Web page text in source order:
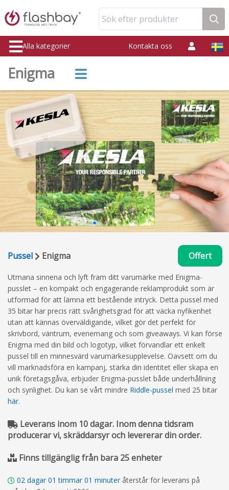
Sök efter produkter
Alla kategorier Kontakta oss
Enigma
Pussel Enigma Offert
Utmana sinnena och lyft fram ditt varumärke med Enigma-
pusslet – en kompakt och engagerande reklamprodukt som är
utformad för att lämna ett bestående intryck. Detta pussel med
35 bitar har precis rätt svårighetsgrad för att väcka nyfikenhet
utan att kännas överväldigande, vilket gör det perfekt för
skrivbord, väntrum, evenemang och som giveaways. Vi kan förse
Enigma med din bild och logotyp, vilket förvandlar ett enkelt
pussel till en minnesvärd varumärkesupplevelse. Oavsett om du
vill marknadsföra en kampanj, stärka din identitet eller skapa en
unik företagsgåva, erbjuder Enigma-pusslet både underhållning
och synlighet. Du kan se vårt mindre Riddle-pussel med 25 bitar
här.
Leverans inom 10 dagar. Inom denna tidsram
producerar vi, skräddarsyr och levererar din order.
Finns tillgänglig från bara 25 enheter
02 dagar 01 timmar 01 minuter återstår för leverans på